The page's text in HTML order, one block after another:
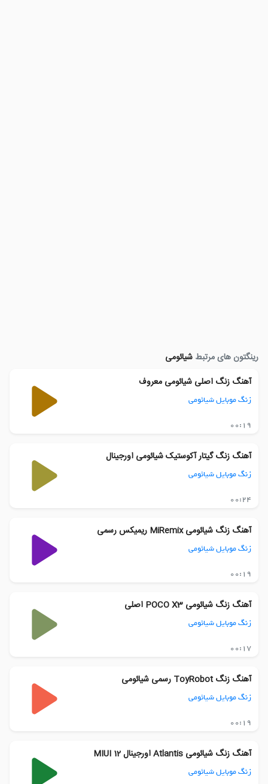
رینگتون های مرتبط شیائومی
آهنگ زنگ اصلی شیائومی معروف
زنگ موبایل شیائومی
00:19
آهنگ زنگ گیتار آکوستیک شیائومی اورجینال
زنگ موبایل شیائومی
00:24
آهنگ زنگ شیائومی MiRemix ریمیکس رسمی
زنگ موبایل شیائومی
00:19
آهنگ زنگ شیائومی POCO X3 اصلی
زنگ موبایل شیائومی
00:17
آهنگ زنگ ToyRobot رسمی شیائومی
زنگ موبایل شیائومی
00:19
آهنگ زنگ شیائومی Atlantis اورجینال MIUI 12
زنگ موبایل شیائومی